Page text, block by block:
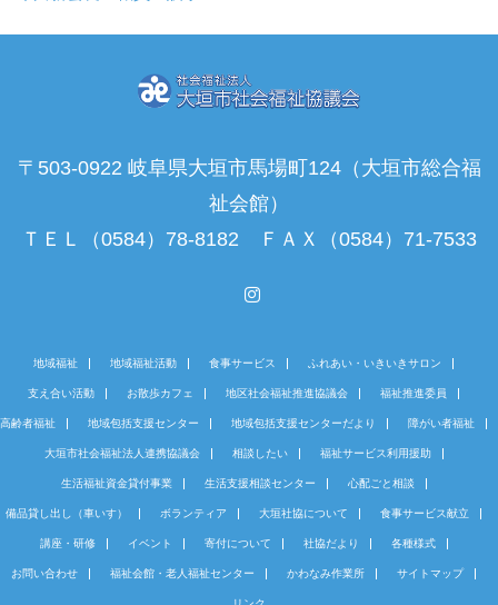
〒503-0922 岐阜県大垣市馬場町124（大垣市総合福
祉会館）
ＴＥＬ（0584）78-8182 ＦＡＸ（0584）71-7533
地域福祉 地域福祉活動 食事サービス ふれあい・いきいきサロン
支え合い活動 お散歩カフェ 地区社会福祉推進協議会 福祉推進委員
高齢者福祉 地域包括支援センター 地域包括支援センターだより 障がい者福祉
大垣市社会福祉法人連携協議会 相談したい 福祉サービス利用援助
生活福祉資金貸付事業 生活支援相談センター 心配ごと相談
備品貸し出し（車いす） ボランティア 大垣社協について 食事サービス献立
講座・研修 イベント 寄付について 社協だより 各種様式
お問い合わせ 福祉会館・老人福祉センター かわなみ作業所 サイトマップ